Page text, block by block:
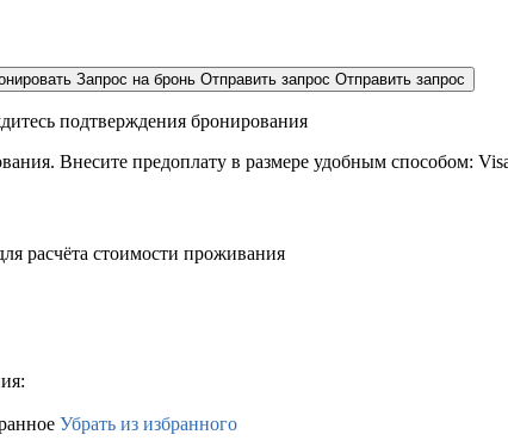
Запрос на бронь Отправить запрос Отправить запрос
подтверждения бронирования
Внесите предоплату в размере удобным способом:
расчёта стоимости проживания
Убрать из избранного